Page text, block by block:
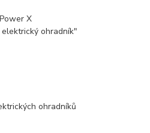
X
ohradník"
ohradníků